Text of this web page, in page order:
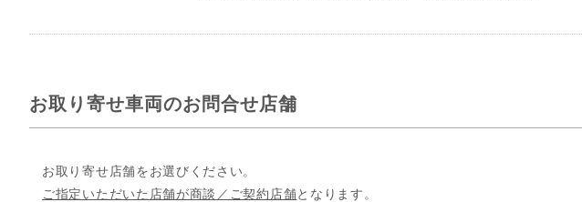
お取り寄せ車両のお問合せ店舗
お取り寄せ店舗をお選びください。
ご指定いただいた店舗が商談／ご契約店舗となります。